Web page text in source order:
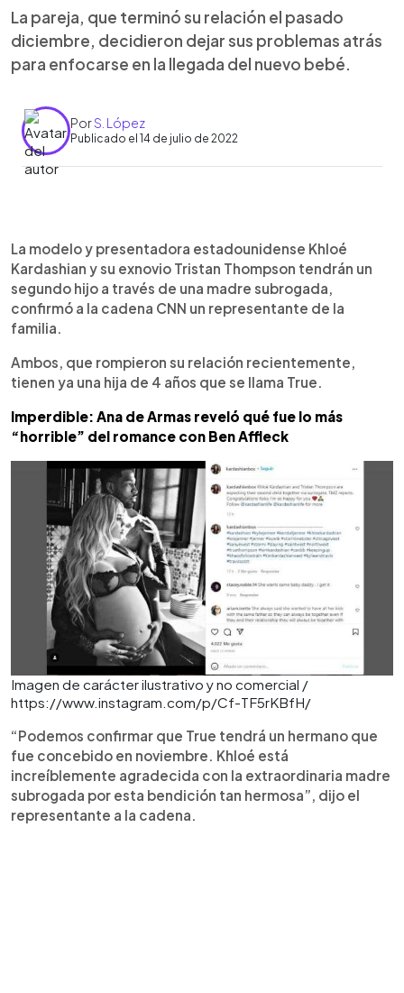
La pareja, que terminó su relación el pasado
diciembre, decidieron dejar sus problemas atrás
para enfocarse en la llegada del nuevo bebé.
PorS. López
Publicado el 14 de julio de 2022
► Escuchar artículo
La modelo y presentadora estadounidense Khloé
Kardashian y su exnovio Tristan Thompson tendrán un
segundo hijo a través de una madre subrogada,
confirmó a la cadena CNN un representante de la
familia.
Ambos, que rompieron su relación recientemente,
tienen ya una hija de 4 años que se llama True.
Imperdible: Ana de Armas reveló qué fue lo más
“horrible” del romance con Ben Affleck
Imagen de carácter ilustrativo y no comercial /
https://www.instagram.com/p/Cf-TF5rKBfH/
“Podemos confirmar que True tendrá un hermano que
fue concebido en noviembre. Khloé está
increíblemente agradecida con la extraordinaria madre
subrogada por esta bendición tan hermosa”, dijo el
representante a la cadena.